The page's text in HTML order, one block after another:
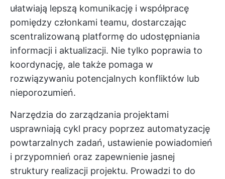
ułatwiają lepszą komunikację i współpracę
pomiędzy członkami teamu, dostarczając
scentralizowaną platformę do udostępniania
informacji i aktualizacji. Nie tylko poprawia to
koordynację, ale także pomaga w
rozwiązywaniu potencjalnych konfliktów lub
nieporozumień.
Narzędzia do zarządzania projektami
usprawniają cykl pracy poprzez automatyzację
powtarzalnych zadań, ustawienie powiadomień
i przypomnień oraz zapewnienie jasnej
struktury realizacji projektu. Prowadzi to do